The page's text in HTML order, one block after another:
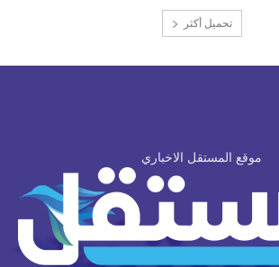
تحميل أكثر
موقع المستقل الاخباري